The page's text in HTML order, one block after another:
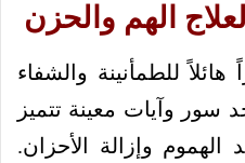
الهم والحزن
للطمأنينة والشفاء
سور وآيات معينة تتميز
الهموم وإزالة الأحزان.